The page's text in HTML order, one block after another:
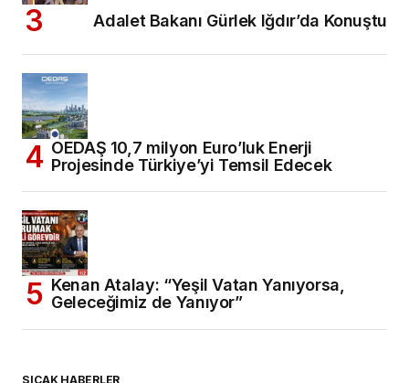
Adalet Bakanı Gürlek Iğdır’da Konuştu
OEDAŞ 10,7 milyon Euro’luk Enerji
Projesinde Türkiye’yi Temsil Edecek
Kenan Atalay: “Yeşil Vatan Yanıyorsa,
Geleceğimiz de Yanıyor”
SICAK HABERLER